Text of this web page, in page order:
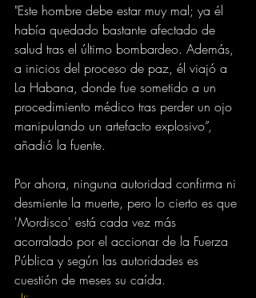
"Este hombre debe estar muy mal; ya él
había quedado bastante afectado de
salud tras el último bombardeo. Además,
a inicios del proceso de paz, él viajó a
La Habana, donde fue sometido a un
procedimiento médico tras perder un ojo
manipulando un artefacto explosivo”,
añadió la fuente.
Por ahora, ninguna autoridad confirma ni
desmiente la muerte, pero lo cierto es que
'Mordisco' está cada vez más
acorralado por el accionar de la Fuerza
Pública y según las autoridades es
cuestión de meses su caída.